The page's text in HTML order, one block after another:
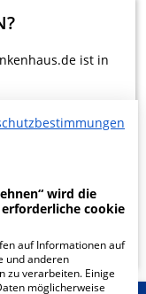
ist in
wird die
cookie
auf Informationen auf
und anderen
zu verarbeiten. Einige
möglicherweise